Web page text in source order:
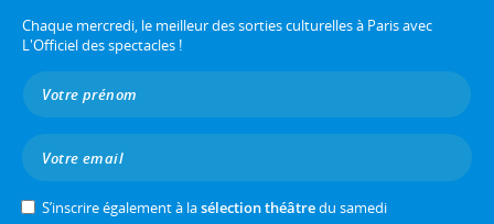
Chaque mercredi, le meilleur des sorties culturelles à Paris avec
L'Officiel des spectacles !
S’inscrire également à lasélection théâtredu samedi